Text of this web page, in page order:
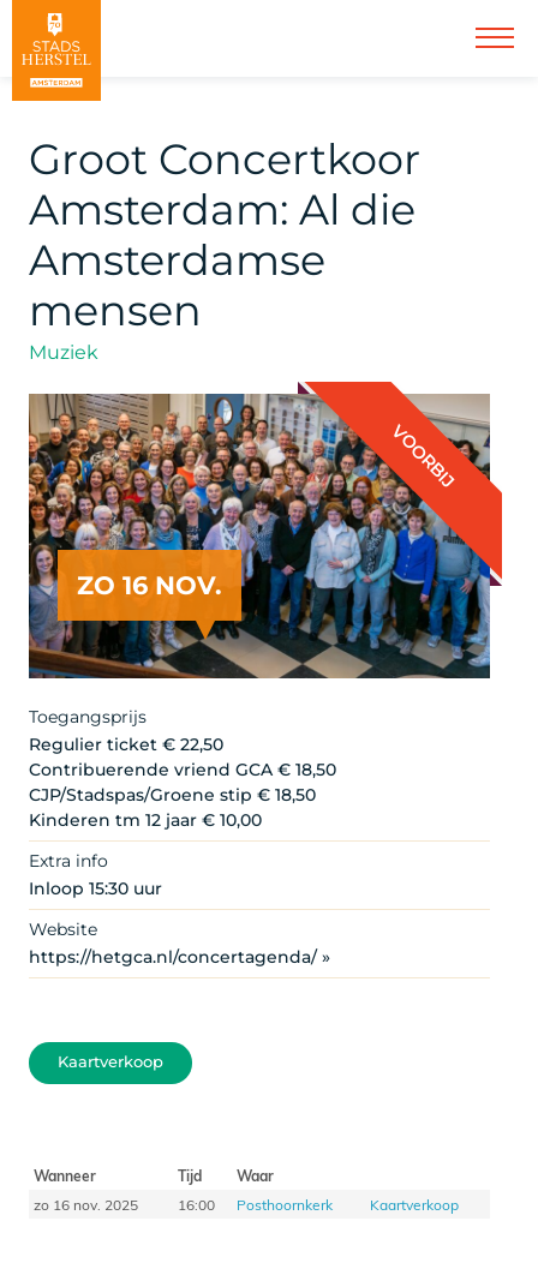
Groot Concertkoor
Amsterdam: Al die
Amsterdamse
mensen
Muziek
ZO 16 NOV.
VOORBIJ
Toegangsprijs
Regulier ticket € 22,50
Contribuerende vriend GCA € 18,50
CJP/Stadspas/Groene stip € 18,50
Kinderen tm 12 jaar € 10,00
Extra info
Inloop 15:30 uur
Website
https://hetgca.nl/concertagenda/ »
Kaartverkoop
Wanneer Tijd
Waar
zo 16 nov. 2025
16:00 Posthoornkerk Kaartverkoop